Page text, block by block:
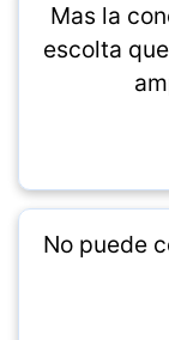
Mas la
escolta
No puede